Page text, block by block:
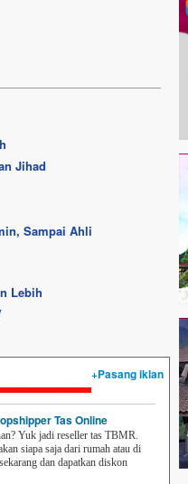
Jihad
Sampai Ahli
Lebih
+Pasang iklan
Tas Online
Yuk jadi reseller tas TBMR.
siapa saja dari rumah atau di
dan dapatkan diskon